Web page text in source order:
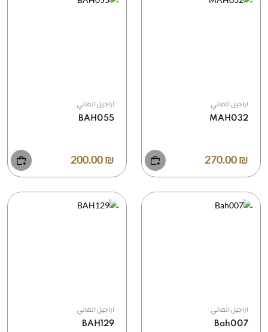
اراجيل الماني
MAH032
₪ 270.00
اراجيل الماني
BAH055
₪ 200.00
اراجيل الماني
Bah007
اراجيل الماني
BAH129